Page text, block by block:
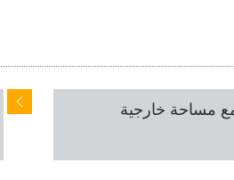
مساحة خارجية